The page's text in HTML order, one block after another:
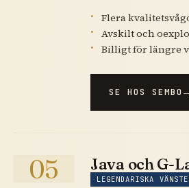
Flera
Avskilt och
Billigt för längre
SE HOS SEMBO
05 Java och G-
LEGENDARISKA